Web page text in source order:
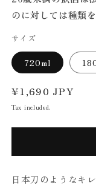
のに対しては種類
サイズ
720ml
Regular
price
¥1,690 JPY
Tax included.
日本刀のようなキ